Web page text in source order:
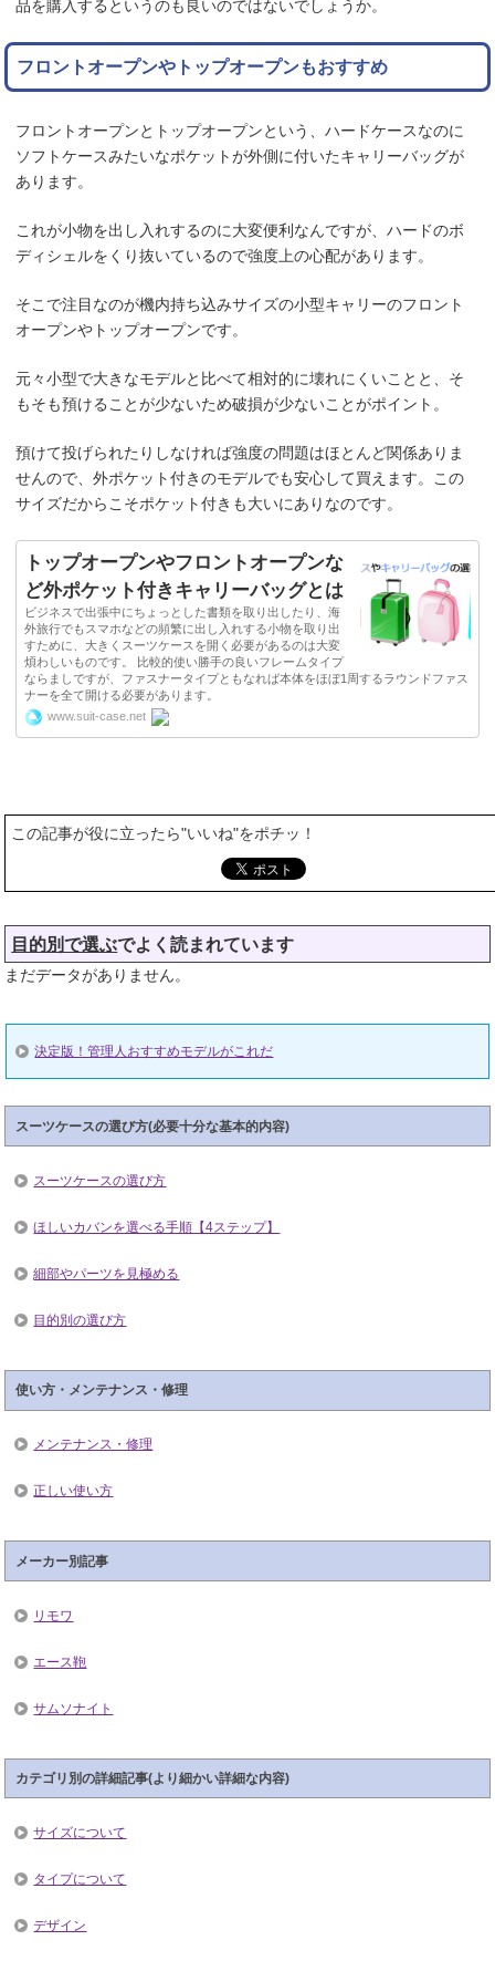
品を購入するというのも良いのではないでしょうか。
フロントオープンやトップオープンもおすすめ
フロントオープンとトップオープンという、ハードケースなのに
ソフトケースみたいなポケットが外側に付いたキャリーバッグが
あります。
これが小物を出し入れするのに大変便利なんですが、ハードのボ
ディシェルをくり抜いているので強度上の心配があります。
そこで注目なのが機内持ち込みサイズの小型キャリーのフロント
オープンやトップオープンです。
元々小型で大きなモデルと比べて相対的に壊れにくいことと、そ
もそも預けることが少ないため破損が少ないことがポイント。
預けて投げられたりしなければ強度の問題はほとんど関係ありま
せんので、外ポケット付きのモデルでも安心して買えます。この
サイズだからこそポケット付きも大いにありなのです。
トップオープンやフロントオープンな
ど外ポケット付きキャリーバッグとは
ビジネスで出張中にちょっとした書類を取り出したり、海
外旅行でもスマホなどの頻繁に出し入れする小物を取り出
すために、大きくスーツケースを開く必要があるのは大変
煩わしいものです。 比較的使い勝手の良いフレームタイプ
ならましですが、ファスナータイプともなれば本体をほぼ1周するラウンドファス
ナーを全て開ける必要があります。
www.suit-case.net
この記事が役に立ったら"いいね"をポチッ！
目的別で選ぶでよく読まれています
まだデータがありません。
決定版！管理人おすすめモデルがこれだ
スーツケースの選び方(必要十分な基本的内容)
スーツケースの選び方
ほしいカバンを選べる手順【4ステップ】
細部やパーツを見極める
目的別の選び方
使い方・メンテナンス・修理
メンテナンス・修理
正しい使い方
メーカー別記事
リモワ
エース鞄
サムソナイト
カテゴリ別の詳細記事(より細かい詳細な内容)
サイズについて
タイプについて
デザイン